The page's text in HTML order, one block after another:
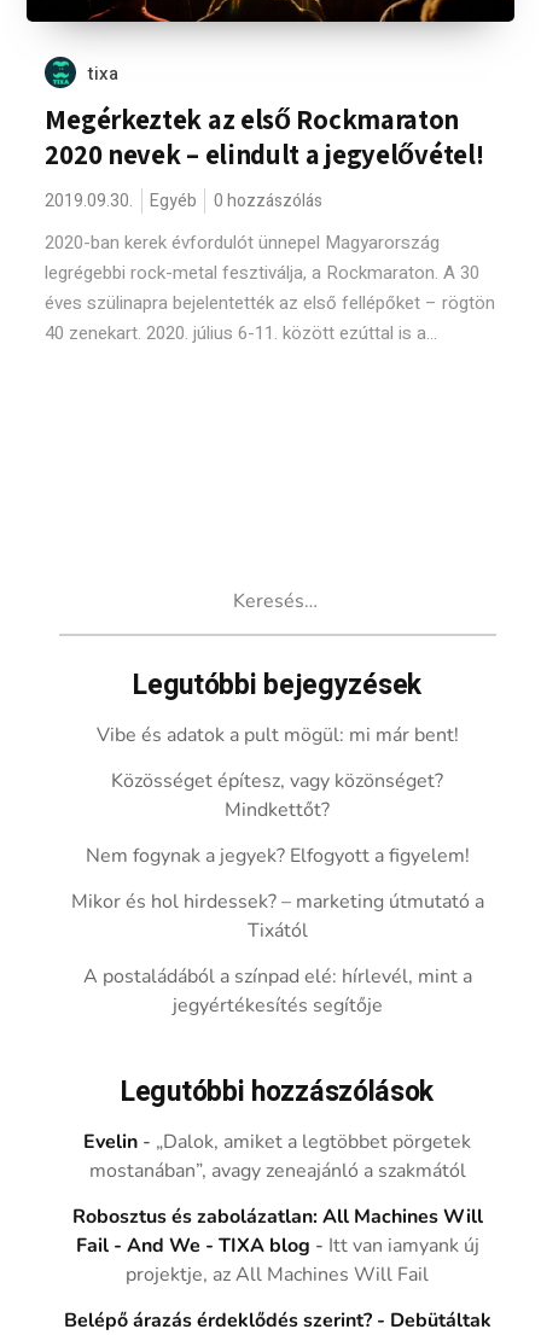
tixa
Megérkeztek az első Rockmaraton
2020 nevek – elindult a jegyelővétel!
2019.09.30. Egyéb 0 hozzászólás
2020-ban kerek évfordulót ünnepel Magyarország
legrégebbi rock-metal fesztiválja, a Rockmaraton. A 30
éves szülinapra bejelentették az első fellépőket – rögtön
40 zenekart. 2020. július 6-11. között ezúttal is a...
Legutóbbi bejegyzések
Vibe és adatok a pult mögül: mi már bent!
Közösséget építesz, vagy közönséget?
Mindkettőt?
Nem fogynak a jegyek? Elfogyott a figyelem!
Mikor és hol hirdessek? – marketing útmutató a
Tixától
A postaládából a színpad elé: hírlevél, mint a
jegyértékesítés segítője
Legutóbbi hozzászólások
Evelin - „Dalok, amiket a legtöbbet pörgetek
mostanában”, avagy zeneajánló a szakmától
Robosztus és zabolázatlan: All Machines Will
Fail - And We - TIXA blog - Itt van iamyank új
projektje, az All Machines Will Fail
Belépő árazás érdeklődés szerint? - Debütáltak